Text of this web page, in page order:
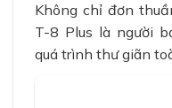
Không chỉ đơn
T-8 Plus là người
quá trình thư giãn